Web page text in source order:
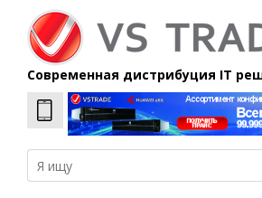
Современная дистрибуция IT